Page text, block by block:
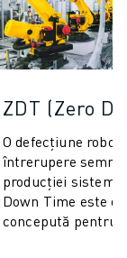
ZDT (Zero
O defecțiune
întrerupere
producției
Down Time este o
concepută pentru